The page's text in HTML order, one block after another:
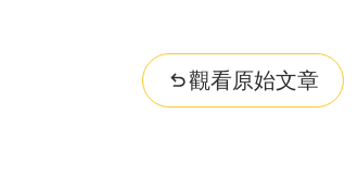
觀看原始文章